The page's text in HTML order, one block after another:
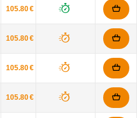
105.80 €
105.80 €
105.80 €
105.80 €